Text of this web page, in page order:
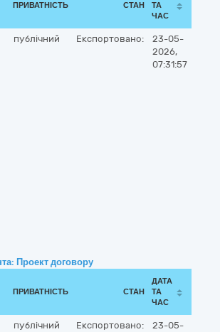
ПРИВАТНІСТЬ СТАН
ТА
ЧАС
публічний Експортовано:
23-05-
2026,
07:31:57
Проект договору
ПРИВАТНІСТЬ СТАН
ДАТА
ТА
ЧАС
публічний Експортовано:
23-05-